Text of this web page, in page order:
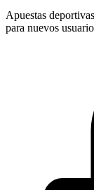
Apuestas
para nuevos